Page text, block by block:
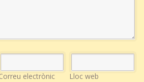
electrònic
Lloc web